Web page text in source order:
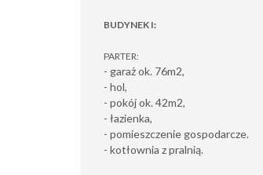
BUDYNEK I:
PARTER:
- garaż ok. 76m2,
- hol,
- pokój ok. 42m2,
- łazienka,
- pomieszczenie gospodarcze.
- kotłownia z pralnią.